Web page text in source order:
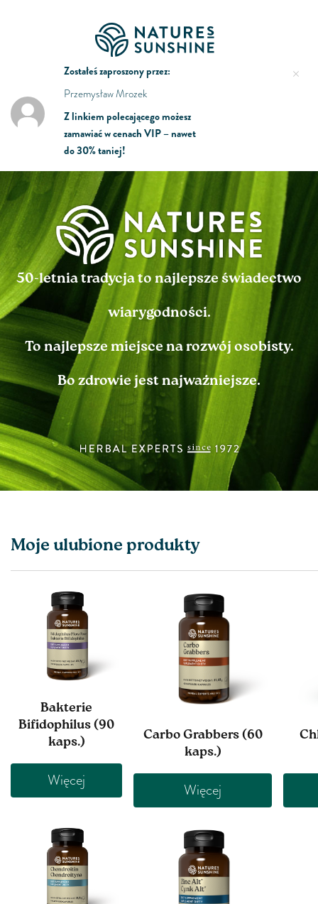
Zostałeś zaproszony przez:
Przemysław Mrozek
Z linkiem polecającego możesz
zamawiać w cenach VIP – nawet
do 30% taniej!
50-letnia tradycja to najlepsze świadectwo
wiarygodności.
To najlepsze miejsce na rozwój osobisty.
Bo zdrowie jest najważniejsze.
Moje ulubione produkty
Bakterie
Bifidophilus (90
kaps.)
Więcej
Carbo Grabbers (60
kaps.)
Więcej